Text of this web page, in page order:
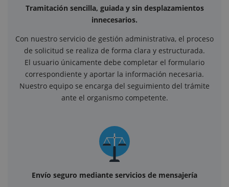
Tramitación sencilla, guiada y sin desplazamientos
innecesarios.
Con nuestro servicio de gestión administrativa, el proceso
de solicitud se realiza de forma clara y estructurada.
El usuario únicamente debe completar el formulario
correspondiente y aportar la información necesaria.
Nuestro equipo se encarga del seguimiento del trámite
ante el organismo competente.
Envío seguro mediante servicios de mensajería